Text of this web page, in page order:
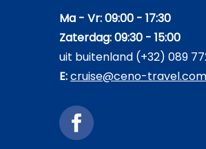
Ma - Vr: 09:00 - 17:30
Zaterdag: 09:30 - 15:00
uit buitenland (+32) 089
E:cruise@ceno-travel.com